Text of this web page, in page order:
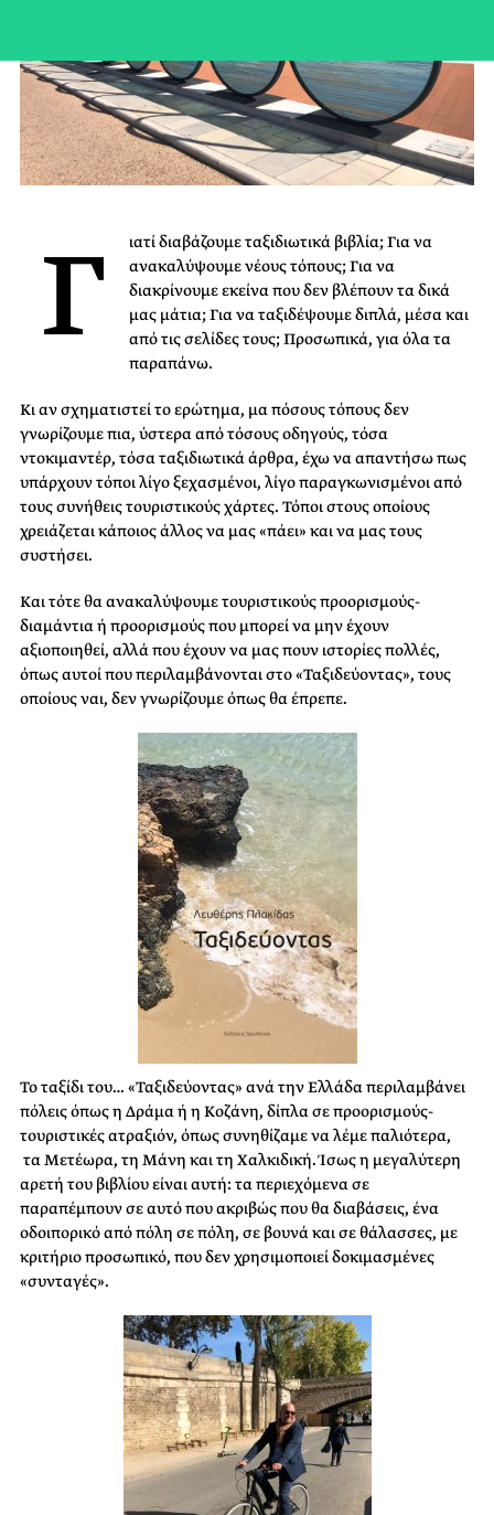
Γ
ιατί διαβάζουμε ταξιδιωτικά βιβλία; Για να
ανακαλύψουμε νέους τόπους; Για να
διακρίνουμε εκείνα που δεν βλέπουν τα δικά
μας μάτια; Για να ταξιδέψουμε διπλά, μέσα και
από τις σελίδες τους; Προσωπικά, για όλα τα
παραπάνω.
Κι αν σχηματιστεί το ερώτημα, μα πόσους τόπους δεν
γνωρίζουμε πια, ύστερα από τόσους οδηγούς, τόσα
ντοκιμαντέρ, τόσα ταξιδιωτικά άρθρα, έχω να απαντήσω πως
υπάρχουν τόποι λίγο ξεχασμένοι, λίγο παραγκωνισμένοι από
τους συνήθεις τουριστικούς χάρτες. Τόποι στους οποίους
χρειάζεται κάποιος άλλος να μας «πάει» και να μας τους
συστήσει.
Και τότε θα ανακαλύψουμε τουριστικούς προορισμούς-
διαμάντια ή προορισμούς που μπορεί να μην έχουν
αξιοποιηθεί, αλλά που έχουν να μας πουν ιστορίες πολλές,
όπως αυτοί που περιλαμβάνονται στο «Ταξιδεύοντας», τους
οποίους ναι, δεν γνωρίζουμε όπως θα έπρεπε.
Το ταξίδι του… «Ταξιδεύοντας» ανά την Ελλάδα περιλαμβάνει
πόλεις όπως η Δράμα ή η Κοζάνη, δίπλα σε προορισμούς-
τουριστικές ατραξιόν, όπως συνηθίζαμε να λέμε παλιότερα,
τα Μετέωρα, τη Μάνη και τη Χαλκιδική. Ίσως η μεγαλύτερη
αρετή του βιβλίου είναι αυτή: τα περιεχόμενα σε
παραπέμπουν σε αυτό που ακριβώς που θα διαβάσεις, ένα
οδοιπορικό από πόλη σε πόλη, σε βουνά και σε θάλασσες, με
κριτήριο προσωπικό, που δεν χρησιμοποιεί δοκιμασμένες
«συνταγές».